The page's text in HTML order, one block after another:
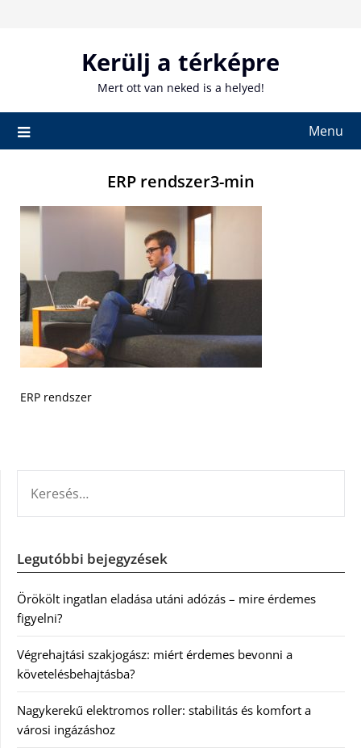
Kerülj a térképre
Mert ott van neked is a helyed!
Menu
ERP rendszer3-min
ERP rendszer
Legutóbbi bejegyzések
Örökölt ingatlan eladása utáni adózás – mire érdemes
figyelni?
Végrehajtási szakjogász: miért érdemes bevonni a
követelésbehajtásba?
Nagykerekű elektromos roller: stabilitás és komfort a
városi ingázáshoz